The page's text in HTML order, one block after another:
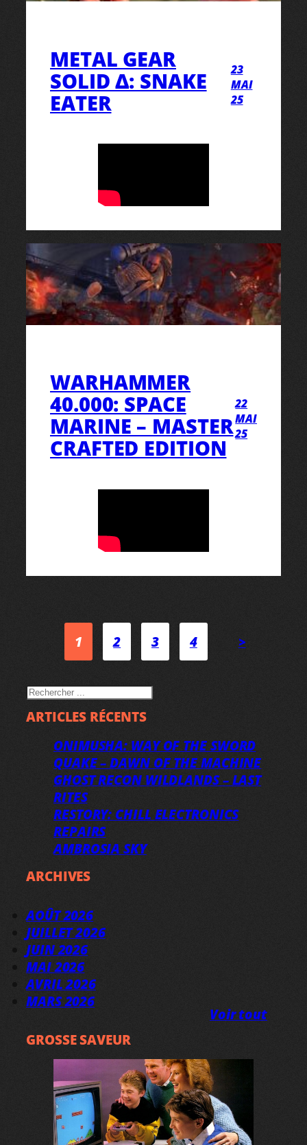
METAL GEAR
SOLID Δ: SNAKE
EATER
23
MAI
25
WARHAMMER
40.000: SPACE
MARINE – MASTER
CRAFTED EDITION
22
MAI
25
1 2 3 4 >
RECHERCHER
ARTICLES RÉCENTS
ONIMUSHA: WAY OF THE SWORD
QUAKE – DAWN OF THE MACHINE
GHOST RECON WILDLANDS – LAST
RITES
RESTORY: CHILL ELECTRONICS
REPAIRS
AMBROSIA SKY
ARCHIVES
AOÛT 2026
JUILLET 2026
JUIN 2026
MAI 2026
AVRIL 2026
MARS 2026
Voir tout
GROSSE SAVEUR